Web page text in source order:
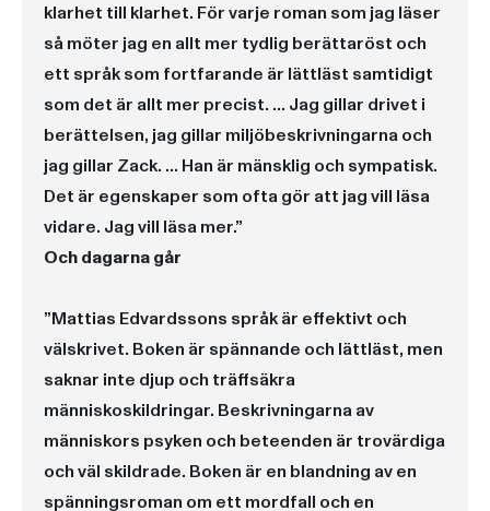
klarhet till klarhet. För varje roman som jag läser
så möter jag en allt mer tydlig berättaröst och
ett språk som fortfarande är lättläst samtidigt
som det är allt mer precist. … Jag gillar drivet i
berättelsen, jag gillar miljöbeskrivningarna och
jag gillar Zack. … Han är mänsklig och sympatisk.
Det är egenskaper som ofta gör att jag vill läsa
vidare. Jag vill läsa mer.”
Och dagarna går
”Mattias Edvardssons språk är effektivt och
välskrivet. Boken är spännande och lättläst, men
saknar inte djup och träffsäkra
människoskildringar. Beskrivningarna av
människors psyken och beteenden är trovärdiga
och väl skildrade. Boken är en blandning av en
spänningsroman om ett mordfall och en